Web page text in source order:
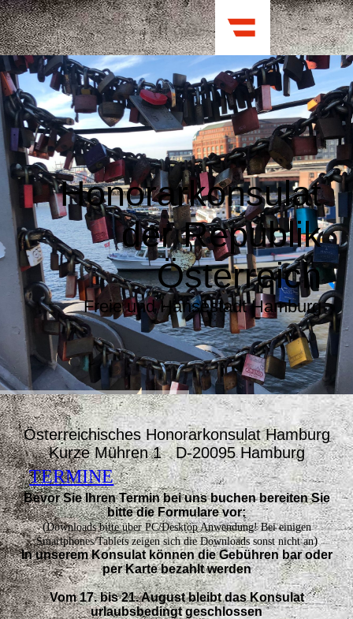
Honorarkonsulat
der Republik
Österreich
Freie und Hansestadt Hamburg
Österreichisches Honorarkonsulat Hamburg
Kurze Mühren 1 D-20095 Hamburg
TERMINE
Bevor Sie Ihren Termin bei uns buchen bereiten Sie
bitte die Formulare vor:
(Downloads bitte über PC/Desktop Anwendung! Bei einigen
Smartphones/Tablets zeigen sich die Downloads sonst nicht an)
In unserem Konsulat können die Gebühren bar oder
per Karte bezahlt werden
Vom 17. bis 21. August bleibt das Konsulat
urlaubsbedingt geschlossen